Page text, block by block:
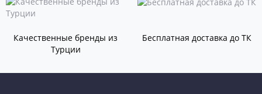
Качественные бренды из
Турции
Бесплатная доставка до ТК